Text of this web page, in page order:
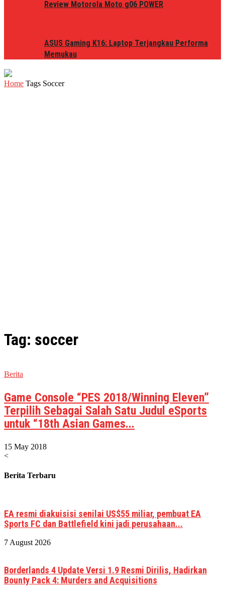
Review Motorola Moto g06 POWER
ASUS Gaming K16: Laptop Terjangkau Performa
Memukau
Home Tags Soccer
Tag: soccer
Berita
Game Console “PES 2018/Winning Eleven”
Terpilih Sebagai Salah Satu Judul eSports
untuk “18th Asian Games...
15 May 2018
<
Berita Terbaru
EA resmi diakuisisi senilai US$55 miliar, pembuat EA
Sports FC dan Battlefield kini jadi perusahaan...
7 August 2026
Borderlands 4 Update Versi 1.9 Resmi Dirilis, Hadirkan
Bounty Pack 4: Murders and Acquisitions